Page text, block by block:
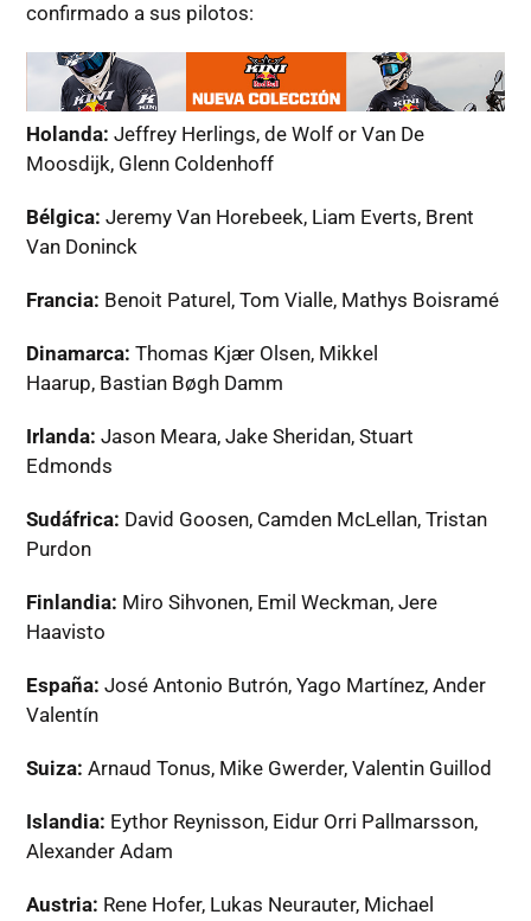
confirmado a sus pilotos:
Holanda: Jeffrey Herlings, de Wolf or Van De
Moosdijk, Glenn Coldenhoff
Bélgica: Jeremy Van Horebeek, Liam Everts, Brent
Van Doninck
Francia: Benoit Paturel, Tom Vialle, Mathys Boisramé
Dinamarca: Thomas Kjær Olsen, Mikkel
Haarup, Bastian Bøgh Damm
Irlanda: Jason Meara, Jake Sheridan, Stuart
Edmonds
Sudáfrica: David Goosen, Camden McLellan, Tristan
Purdon
Finlandia: Miro Sihvonen, Emil Weckman, Jere
Haavisto
España: José Antonio Butrón, Yago Martínez, Ander
Valentín
Suiza: Arnaud Tonus, Mike Gwerder, Valentin Guillod
Islandia: Eythor Reynisson, Eidur Orri Pallmarsson,
Alexander Adam
Austria: Rene Hofer, Lukas Neurauter, Michael